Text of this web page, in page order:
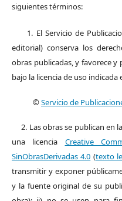
siguientes términos:
1. El Servicio de
editorial) conserva los
obras publicadas, y favorece
bajo la licencia de uso indicada
©Servicio de
2. Las obras se publican en
una licencia Creative
SinObrasDerivadas 4.0 (texto
transmitir y exponer
y la fuente original de su